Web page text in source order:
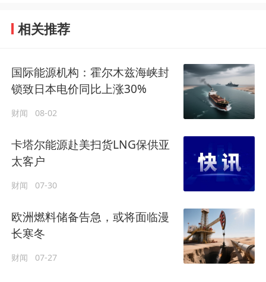
相关推荐
国际能源机构：霍尔木兹海峡封
锁致日本电价同比上涨30%
财闻 08-02
卡塔尔能源赴美扫货LNG保供亚
太客户
财闻 07-30
欧洲燃料储备告急，或将面临漫
长寒冬
财闻 07-27